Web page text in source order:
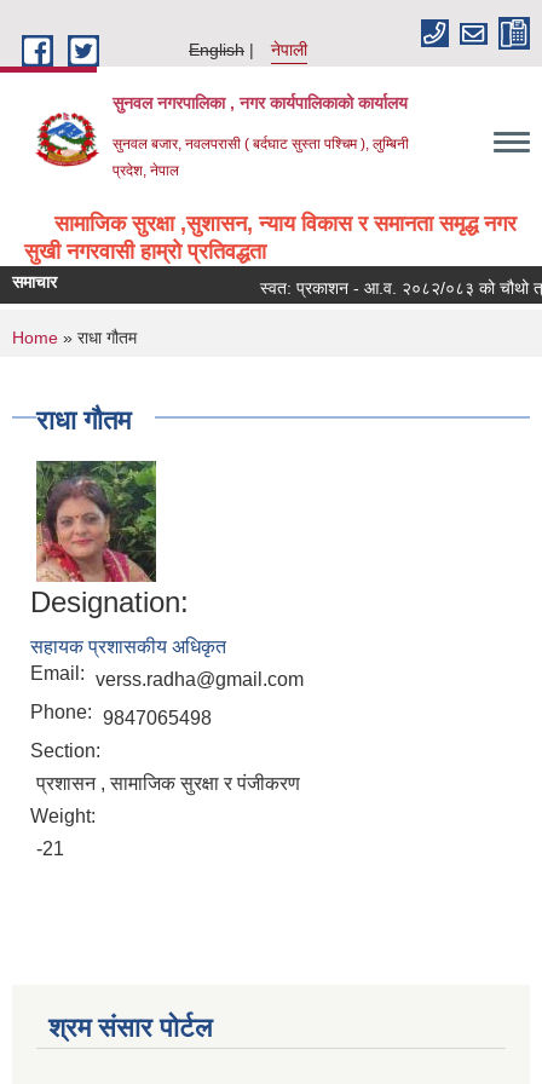
English
नेपाली
सुनवल नगरपालिका , नगर कार्यपालिकाको कार्यालय
सुनवल बजार, नवलपरासी ( बर्दघाट सुस्ता पश्चिम ), लुम्बिनी
प्रदेश, नेपाल
सामाजिक सुरक्षा ,सुशासन, न्याय विकास र समानता समृद्ध नगर
सुखी नगरवासी हाम्रो प्रतिवद्धता
समाचार स्वत: प्रकाशन - आ.व. २०८२/०८३ को चौथो
You are here
Home » राधा गौतम
राधा गौतम
Designation:
सहायक प्रशासकीय अधिकृत
Email: verss.radha@gmail.com
Phone: 9847065498
Section:
प्रशासन , सामाजिक सुरक्षा र पंजीकरण
Weight:
-21
श्रम संसार पोर्टल